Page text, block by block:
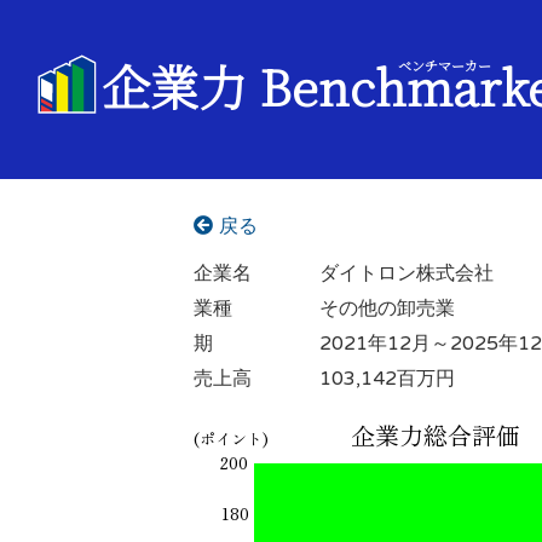
ベンチマーカー
企業力
戻る
企業名
ダイトロン株式会社
業種
その他の卸売業
期
2021年12月～2025年12
売上高
103,142百万円